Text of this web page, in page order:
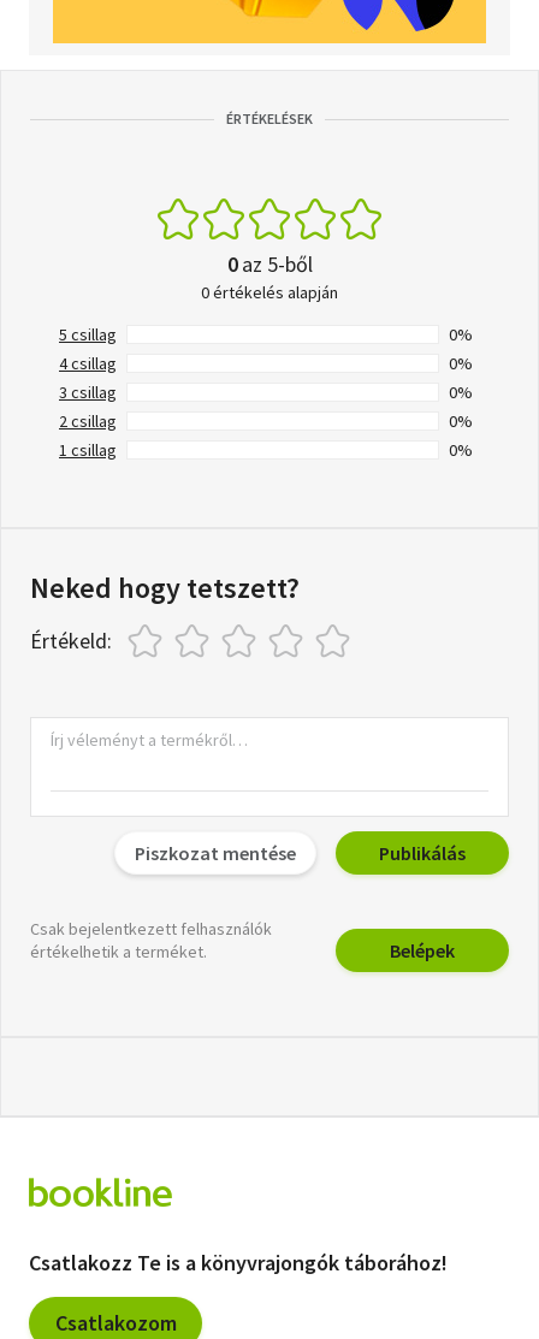
ÉRTÉKELÉSEK
0az 5-ből
0 értékelés alapján
5 csillag
0%
4 csillag
0%
3 csillag
0%
2 csillag
0%
1 csillag
0%
Neked hogy tetszett?
Értékeld:
Piszkozat mentése Publikálás
Csak bejelentkezett felhasználók
értékelhetik a terméket.
Belépek
Csatlakozz Te is a könyvrajongók táborához!
Csatlakozom